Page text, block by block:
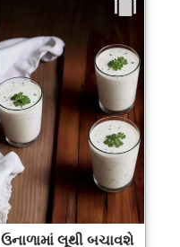
ઉનાળામાં લૂથી બચાવશે